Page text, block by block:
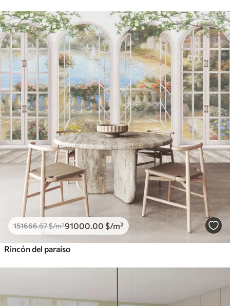
151666.67$/m²91000 .00 $/m²
Rincón del paraíso